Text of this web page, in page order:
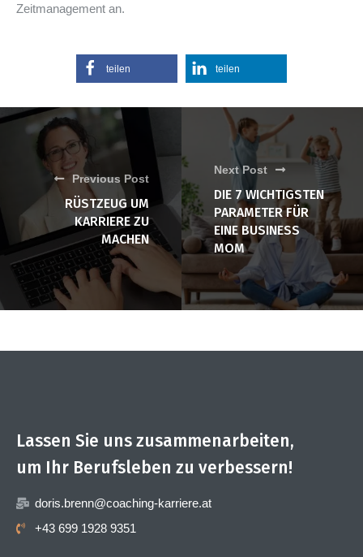
Zeitmanagement an.
teilen teilen
Previous Post
RÜSTZEUG UM
KARRIERE ZU
MACHEN
Next Post
DIE 7 WICHTIGSTEN
PARAMETER FÜR
EINE BUSINESS
MOM
Lassen Sie uns zusammenarbeiten,
um Ihr Berufsleben zu verbessern!
doris.brenn@coaching-karriere.at
+43 699 1928 9351